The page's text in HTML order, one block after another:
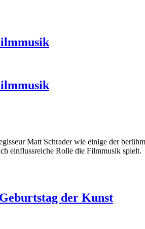
Matt Schrader wie einige der
einflussreiche Rolle die Filmmusik spielt.
der Kunst